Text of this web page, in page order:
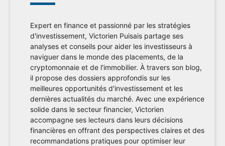
Expert en finance et passionné par les stratégies
d'investissement, Victorien Puisais partage ses
analyses et conseils pour aider les investisseurs à
naviguer dans le monde des placements, de la
cryptomonnaie et de l'immobilier. À travers son blog,
il propose des dossiers approfondis sur les
meilleures opportunités d'investissement et les
dernières actualités du marché. Avec une expérience
solide dans le secteur financier, Victorien
accompagne ses lecteurs dans leurs décisions
financières en offrant des perspectives claires et des
recommandations pratiques pour optimiser leur